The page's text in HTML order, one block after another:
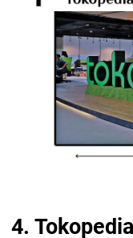
4. Tokopedia